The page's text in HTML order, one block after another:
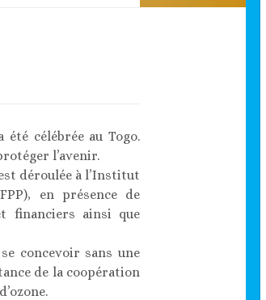
célébrée au Togo.
l’avenir.
déroulée à l’Institut
en présence de
financiers ainsi que
concevoir sans une
de la coopération